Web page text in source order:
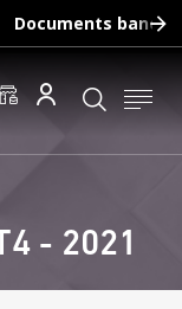
Documents
- 2021